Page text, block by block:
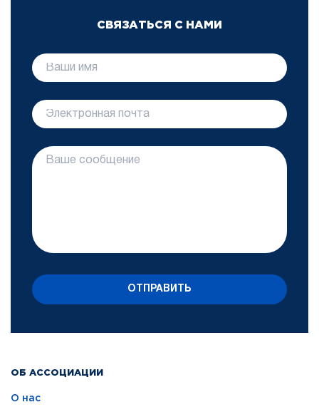
ОБ АССОЦИАЦИИ
О нас
СВЯЗАТЬСЯ С НАМИ
ОТПРАВИТЬ